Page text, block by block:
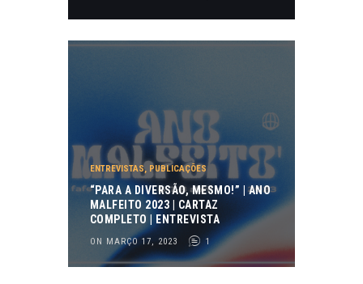
ENTREVISTAS, PUBLICAÇÕES
“PARA A DIVERSÃO, MESMO!” | ANO
MALFEITO 2023 | CARTAZ
COMPLETO | ENTREVISTA
ON MARÇO 17, 2023 1